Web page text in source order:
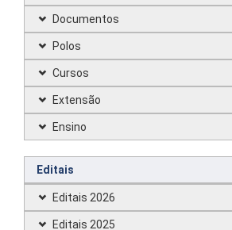
Documentos
Polos
Cursos
Extensão
Ensino
Editais
Editais 2026
Editais 2025